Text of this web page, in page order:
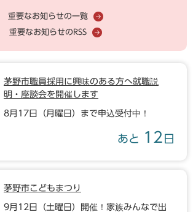
重要なお知らせの一覧
重要なお知らせのRSS
茅野市職員採用に興味のある方へ就職説
明・座談会を開催します
8月17日（月曜日）まで申込受付中！
あと 12 日
茅野市こどもまつり
9月12日（土曜日）開催！家族みんなで出